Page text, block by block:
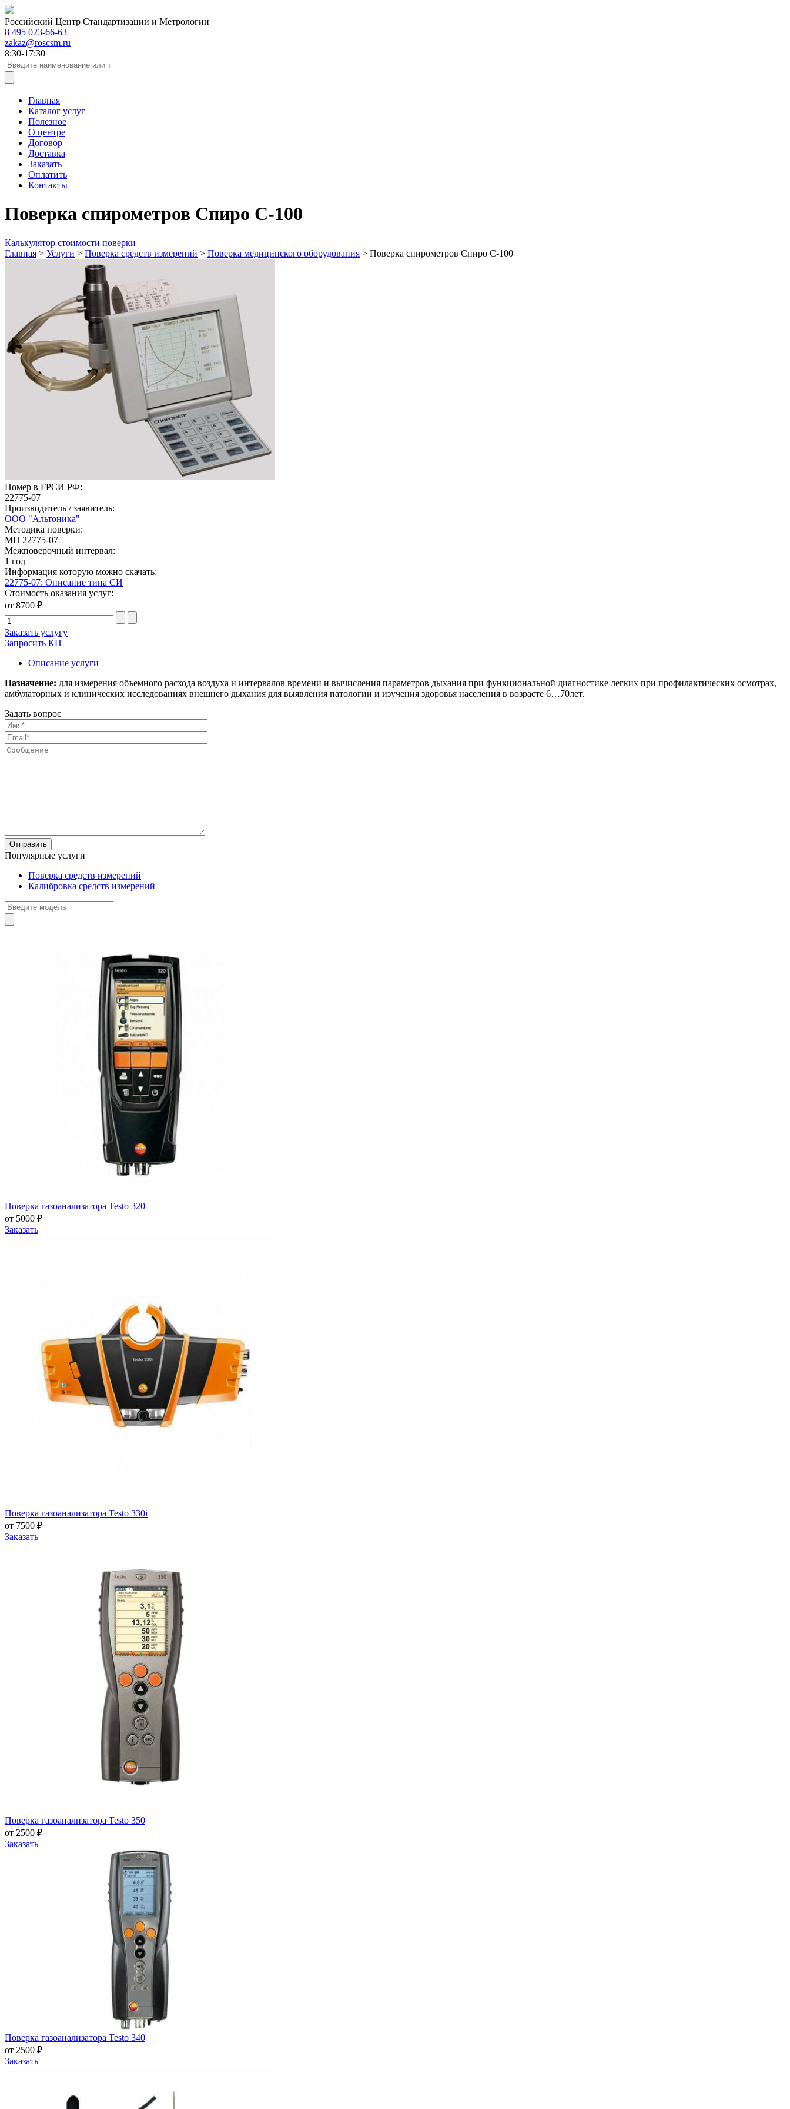
Российский Центр Стандартизации и Метрологии
8 495 023-66-63
zakaz@roscsm.ru
8:30-17:30
Главная
Каталог услуг
Полезное
О центре
Договор
Доставка
Заказать
Оплатить
Контакты
Поверка спирометров Спиро С-100
Калькулятор стоимости поверки
Главная > Услуги > Поверка средств измерений > Поверка медицинского оборудования > Поверка спирометров Спиро С-100
Номер в ГРСИ РФ:
22775-07
Производитель / заявитель:
ООО "Альтоника"
Методика поверки:
МП 22775-07
Межповерочный интервал:
1 год
Информация которую можно скачать:
22775-07: Описание типа СИ
Стоимость оказания услуг:
от 8700 ₽
Заказать услугу
Запросить КП
Описание услуги
Назначение: для измерения объемного расхода воздуха и интервалов времени и вычисления параметров дыхания при функциональной диагностике легких при профилактических осмотрах,
амбулаторных и клинических исследованиях внешнего дыхания для выявления патологии и изучения здоровья населения в возрасте 6…70лет.
Задать вопрос
Популярные услуги
Поверка средств измерений
Калибровка средств измерений
Поверка газоанализатора Testo 320
от 5000 ₽
Заказать
Поверка газоанализатора Testo 330i
от 7500 ₽
Заказать
Поверка газоанализатора Testo 350
от 2500 ₽
Заказать
Поверка газоанализатора Testo 340
от 2500 ₽
Заказать